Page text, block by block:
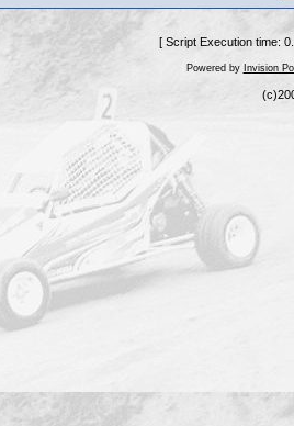
[ Script Execution time:
Powered by Invision